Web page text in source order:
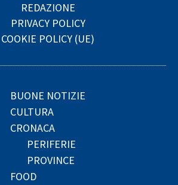
REDAZIONE
PRIVACY POLICY
COOKIE POLICY (UE)
BUONE NOTIZIE
CULTURA
CRONACA
PERIFERIE
PROVINCE
FOOD